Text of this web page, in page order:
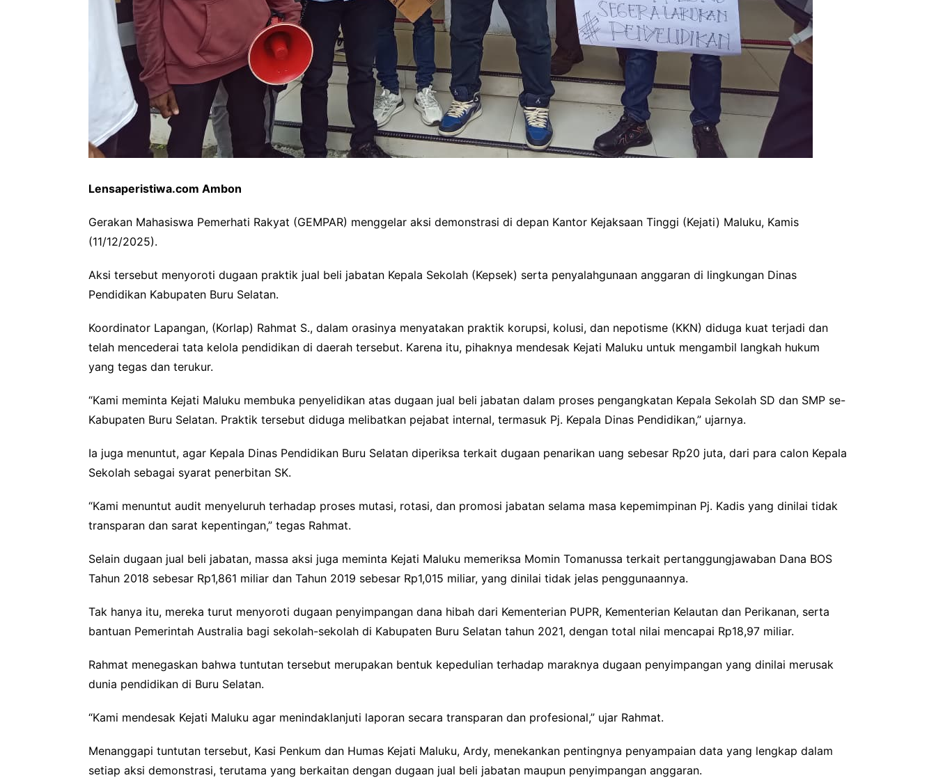
Lensaperistiwa.com Ambon
Gerakan Mahasiswa Pemerhati Rakyat (GEMPAR) menggelar aksi demonstrasi di depan Kantor Kejaksaan Tinggi (Kejati) Maluku, Kamis
(11/12/2025).
Aksi tersebut menyoroti dugaan praktik jual beli jabatan Kepala Sekolah (Kepsek) serta penyalahgunaan anggaran di lingkungan Dinas
Pendidikan Kabupaten Buru Selatan.
Koordinator Lapangan, (Korlap) Rahmat S., dalam orasinya menyatakan praktik korupsi, kolusi, dan nepotisme (KKN) diduga kuat terjadi dan
telah mencederai tata kelola pendidikan di daerah tersebut. Karena itu, pihaknya mendesak Kejati Maluku untuk mengambil langkah hukum
yang tegas dan terukur.
“Kami meminta Kejati Maluku membuka penyelidikan atas dugaan jual beli jabatan dalam proses pengangkatan Kepala Sekolah SD dan SMP se-
Kabupaten Buru Selatan. Praktik tersebut diduga melibatkan pejabat internal, termasuk Pj. Kepala Dinas Pendidikan,” ujarnya.
Ia juga menuntut, agar Kepala Dinas Pendidikan Buru Selatan diperiksa terkait dugaan penarikan uang sebesar Rp20 juta, dari para calon Kepala
Sekolah sebagai syarat penerbitan SK.
“Kami menuntut audit menyeluruh terhadap proses mutasi, rotasi, dan promosi jabatan selama masa kepemimpinan Pj. Kadis yang dinilai tidak
transparan dan sarat kepentingan,” tegas Rahmat.
Selain dugaan jual beli jabatan, massa aksi juga meminta Kejati Maluku memeriksa Momin Tomanussa terkait pertanggungjawaban Dana BOS
Tahun 2018 sebesar Rp1,861 miliar dan Tahun 2019 sebesar Rp1,015 miliar, yang dinilai tidak jelas penggunaannya.
Tak hanya itu, mereka turut menyoroti dugaan penyimpangan dana hibah dari Kementerian PUPR, Kementerian Kelautan dan Perikanan, serta
bantuan Pemerintah Australia bagi sekolah-sekolah di Kabupaten Buru Selatan tahun 2021, dengan total nilai mencapai Rp18,97 miliar.
Rahmat menegaskan bahwa tuntutan tersebut merupakan bentuk kepedulian terhadap maraknya dugaan penyimpangan yang dinilai merusak
dunia pendidikan di Buru Selatan.
“Kami mendesak Kejati Maluku agar menindaklanjuti laporan secara transparan dan profesional,” ujar Rahmat.
Menanggapi tuntutan tersebut, Kasi Penkum dan Humas Kejati Maluku, Ardy, menekankan pentingnya penyampaian data yang lengkap dalam
setiap aksi demonstrasi, terutama yang berkaitan dengan dugaan jual beli jabatan maupun penyimpangan anggaran.